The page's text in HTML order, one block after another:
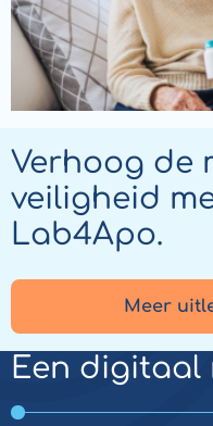
Verhoog de
veiligheid
Lab4Apo.
Meer
Een digitaal